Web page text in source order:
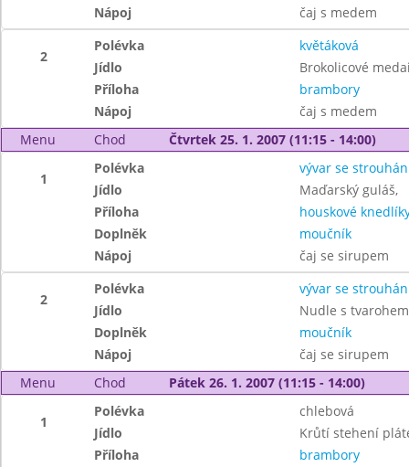
Nápoj
čaj s medem
2
Polévka
květáková
Jídlo
Brokolicové
Příloha
brambory
Nápoj
čaj s medem
Menu
Chod Čtvrtek 25. 1. 2007 (11:15 - 14:00)
1
Polévka
vývar se
Jídlo
Maďarský guláš,
Příloha
houskové
Doplněk
moučník
Nápoj
čaj se sirupem
2
Polévka
vývar se
Jídlo
Nudle s tvarohem
Doplněk
moučník
Nápoj
čaj se sirupem
Menu
Chod Pátek 26. 1. 2007 (11:15 - 14:00)
1
Polévka
chlebová
Jídlo
Krůtí stehení
Příloha
brambory